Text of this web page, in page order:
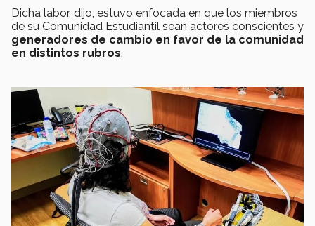
Dicha labor, dijo, estuvo enfocada en que los miembros
de su Comunidad Estudiantil sean actores conscientes y
generadores de cambio en favor de la comunidad
en distintos rubros.